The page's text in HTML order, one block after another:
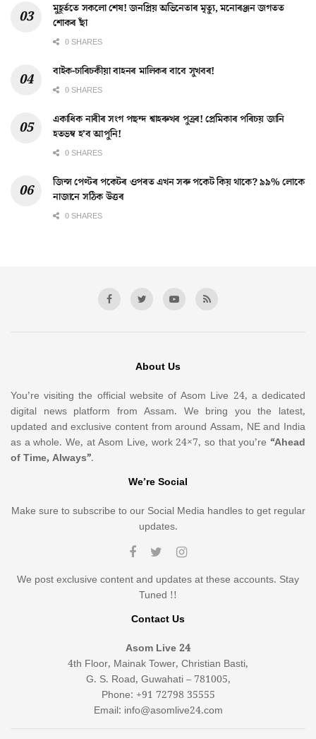
মুহূৰ্ততে সকলো শেষ! জনপ্ৰিয় অভিনেতাৰ মৃত্যু, মনোৰঞ্জন জগতত
শোকৰ ছাঁ
0 SHARES
বাইক-চাৰিচকীয়া বাহনৰ মালিকৰ বাবে সুখবৰ!
0 SHARES
একাধিক নাৰীৰ সংগ পছন্দ শ্বাহৰুখৰ পুত্ৰৰ! প্ৰেমিকাৰ পৰিচয় জানি
হতভম্ব হ’ব আপুনি!
0 SHARES
জিন্স পেণ্টৰ পকেটৰ ওপৰত এখন সৰু পকেট কিয় থাকে? ৯৯% লোকে
নাজানে সঠিক উত্তৰ
0 SHARES
About Us
You’re visiting the official website of Asom Live 24, a dedicated
digital news platform from Assam. We bring you the latest,
updated and exclusive content from around Assam, NE and India
as a whole. We, at Asom Live, work 24×7, so that you’re “Ahead
of Time, Always”.
We’re Social
Make sure to subscribe to our Social Media handles to get regular
updates.
We post exclusive content and updates at these accounts. Stay
Tuned !!
Contact Us
Asom Live 24
4th Floor, Mainak Tower, Christian Basti,
G. S. Road, Guwahati – 781005,
Phone: +91 72798 35555
Email: info@asomlive24.com